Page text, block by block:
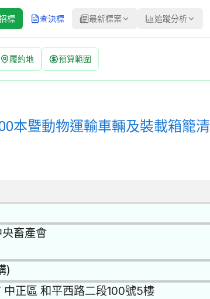
標 查決標 最新標案 追蹤分析
履約地 預算範圍
及裝載箱籠清洗消毒紀錄表6,650本 招標公告 |
| 招標方式：公開取得報價單或企劃書 | 決
本暨動物運輸車輛及裝載箱籠
畜產會
)
中正區 和平西路二段100號5樓